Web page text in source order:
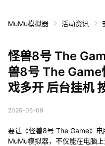
MuMu模拟器 活动资讯
怪兽8号 The
兽8号 The
戏多开 后台挂机
2025-05-09
要让《怪兽8号 The Game》
MuMu模拟器，不仅能在电脑